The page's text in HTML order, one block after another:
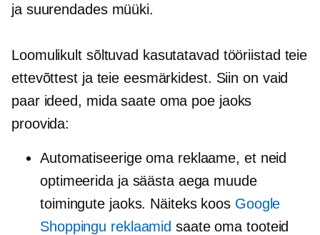
ja suurendades müüki.
Loomulikult sõltuvad kasutatavad tööriistad teie
ettevõttest ja teie eesmärkidest. Siin on vaid
paar ideed, mida saate oma poe jaoks
proovida:
Automatiseerige oma reklaame, et neid
optimeerida ja säästa aega muude
toimingute jaoks. Näiteks koos Google
Shoppingu reklaamid saate oma tooteid